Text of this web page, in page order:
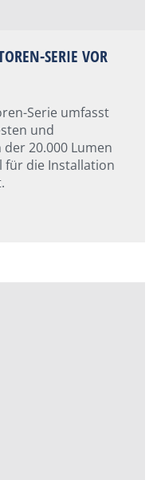
SERIE VOR
Serie umfasst
und
20.000 Lumen
für die Installation